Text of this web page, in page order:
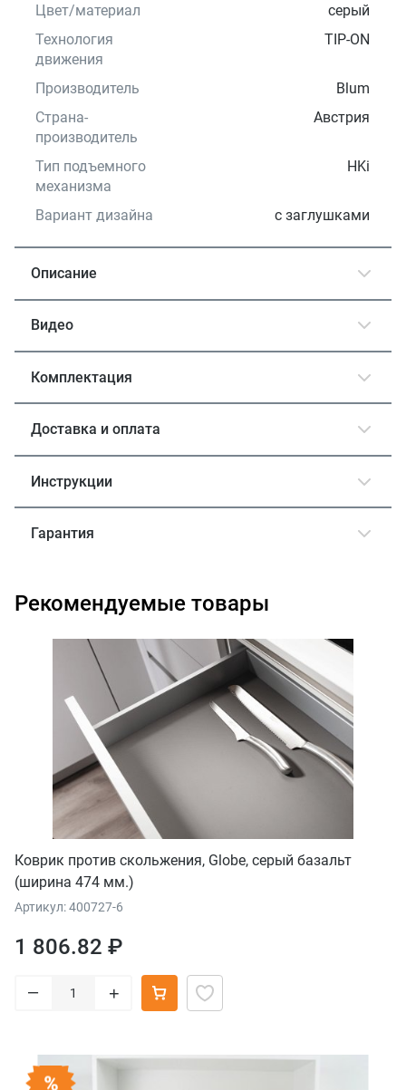
Цвет/материал
серый
Технология
движения
TIP-ON
Производитель
Blum
Страна-
производитель
Австрия
Тип подъемного
механизма
HKi
Вариант дизайна с заглушками
Описание
Видео
Комплектация
Доставка и оплата
Инструкции
Гарантия
Рекомендуемые товары
Коврик против скольжения, Globe, серый базальт
(ширина 474 мм.)
Артикул: 400727-6
1 806.82 ₽
– +